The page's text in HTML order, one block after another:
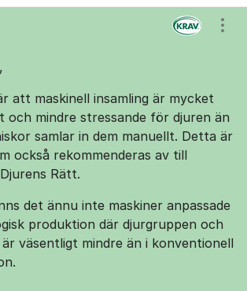
att maskinell insamling är mycket
och mindre stressande för djuren än
samlar in dem manuellt. Detta är
också rekommenderas av till
Rätt.
det ännu inte maskiner anpassade
produktion där djurgruppen och
väsentligt mindre än i konventionell